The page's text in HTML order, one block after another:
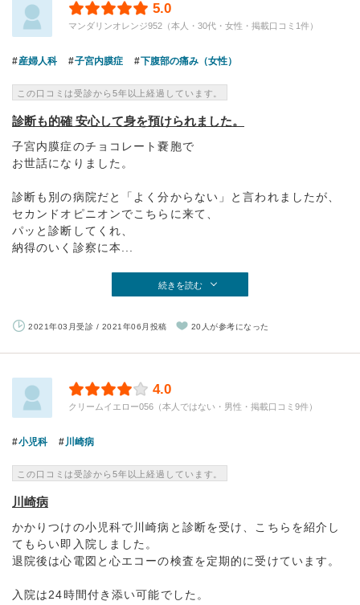
5.0
マンダリンオレンジ952（本人・30代・女性・掲載口コミ1件）
産婦人科 子宮内膜症 下腹部の痛み（女性）
この口コミは受診から5年以上経過しています。
診断も的確 安心して身を預けられました。
子宮内膜症のチョコレート嚢胞で
お世話になりました。
診断も別の病院だと「よく分からない」と言われましたが、
セカンドオピニオンでこちらに来て、
パッと診断してくれ、
納得のいく診察に本...
続きを読む
2021年03月受診 / 2021年06月投稿 20人が参考になった
4.0
クリームイエロー056（本人ではない・男性・掲載口コミ9件）
小児科 川崎病
この口コミは受診から5年以上経過しています。
川崎病
かかりつけの小児科で川崎病と診断を受け、こちらを紹介し
てもらい即入院しました。
退院後は心電図と心エコーの検査を定期的に受けています。
入院は24時間付き添い可能でした。